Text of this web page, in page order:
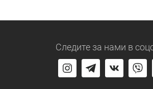
Следите за нами в